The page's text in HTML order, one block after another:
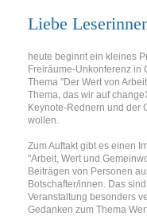
Liebe
heute beginnt ein kleines
Freiräume-Unkonferenz in
Thema "Der Wert von
Thema, das wir auf
Keynote-Rednern und der
wollen.
Zum Auftakt gibt es einen
"Arbeit, Wert und
Beiträgen von Personen
Botschafter/innen. Das
Veranstaltung besonders
Gedanken zum Thema